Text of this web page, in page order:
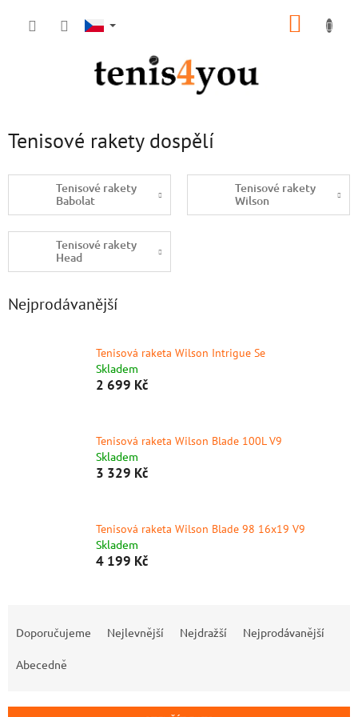
Tenisové rakety dospělí
Tenisové rakety
Babolat
Tenisové rakety
Wilson
Tenisové rakety
Head
Nejprodávanější
Tenisová raketa Wilson Intrigue Se
Skladem
2 699 Kč
Tenisová raketa Wilson Blade 100L V9
Skladem
3 329 Kč
Tenisová raketa Wilson Blade 98 16x19 V9
Skladem
4 199 Kč
í
Doporučujeme Nejlevnější Nejdražší Nejprodávanější
Abecedně